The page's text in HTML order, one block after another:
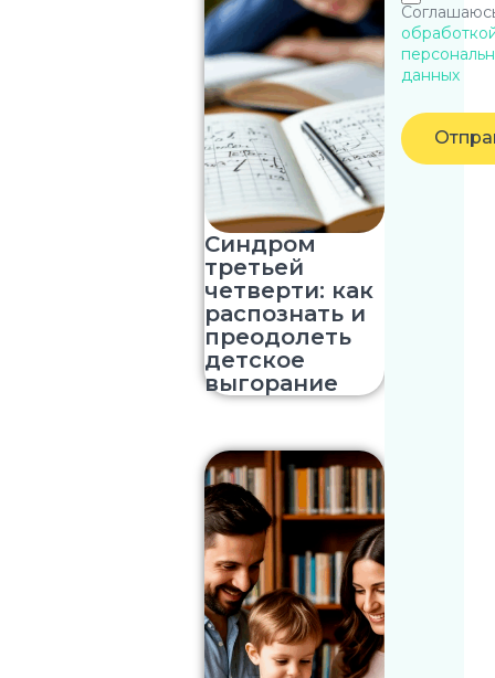
Синдром
третьей
четверти: как
распознать и
преодолеть
детское
выгорание
данных